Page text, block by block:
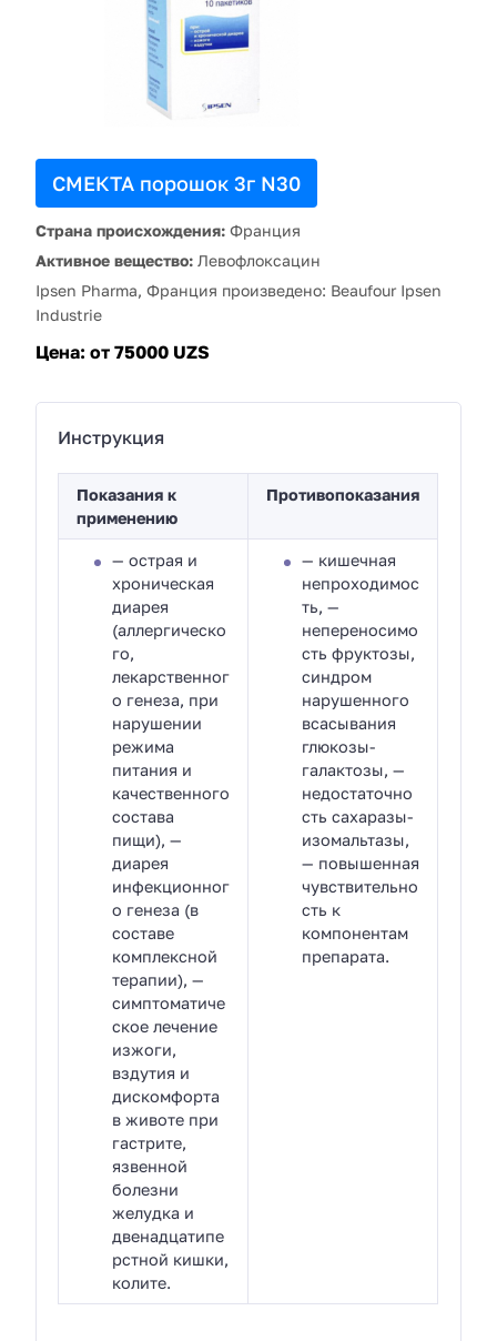
СМЕКТА порошок 3г N30
Страна происхождения: Франция
Активное вещество: Левофлоксацин
Ipsen Pharma, Франция произведено: Beaufour Ipsen
Industrie
Цена: от 75000 UZS
Инструкция
Показания к
применению
Противопоказания
— острая и
хроническая
диарея
(аллергическо
го,
лекарственног
о генеза, при
нарушении
режима
питания и
качественного
состава
пищи), —
диарея
инфекционног
о генеза (в
составе
комплексной
терапии), —
симптоматиче
ское лечение
изжоги,
вздутия и
дискомфорта
в животе при
гастрите,
язвенной
болезни
желудка и
двенадцатипе
рстной кишки,
колите.
— кишечная
непроходимос
ть, —
непереносимо
сть фруктозы,
синдром
нарушенного
всасывания
глюкозы-
галактозы, —
недостаточно
сть сахаразы-
изомальтазы,
— повышенная
чувствительно
сть к
компонентам
препарата.